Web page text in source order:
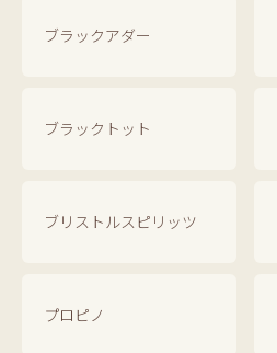
ブラックアダー
ブラックトット
ブリストルスピリッツ
プロピノ